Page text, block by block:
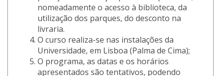
nomeadamente o acesso à biblioteca, da
utilização dos parques, do desconto na
livraria.
O curso realiza-se nas instalações da
Universidade, em Lisboa (Palma de Cima);
O programa, as datas e os horários
apresentados são tentativos, podendo